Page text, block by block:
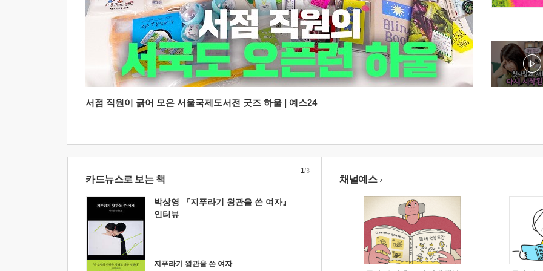
서점 직원이 긁어 모은 서울국제도서전 굿즈 하울 | 예스24
카드뉴스로 보는 책
박상영 『지푸라기 왕관을 쓴 여자』
인터뷰
지푸라기 왕관을 쓴 여자
1/3
채널예스